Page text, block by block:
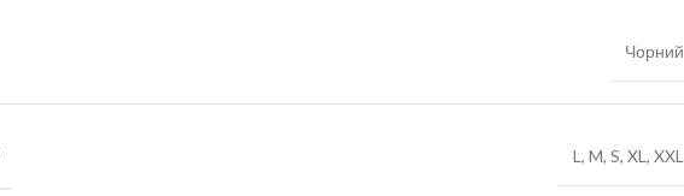
Чорний
L, M, S, XL, XXL